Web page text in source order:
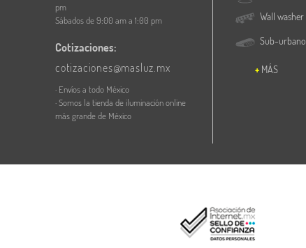
pm
Sábados de 9:00 am a 1:00 pm
Cotizaciones:
cotizaciones@masluz.mx
· Envíos a todo México
· Somos la tienda de iluminación online
más grande de México
Wall washer
Sub-urbano
MÁS